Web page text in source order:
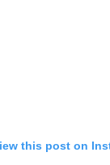
this post on